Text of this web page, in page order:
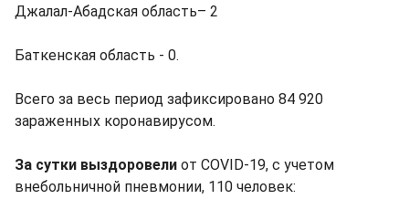
Джалал-Абадская область– 2
Баткенская область - 0.
Всего за весь период зафиксировано 84 920
зараженных коронавирусом.
За сутки выздоровели от COVID-19, с учетом
внебольничной пневмонии, 110 человек: